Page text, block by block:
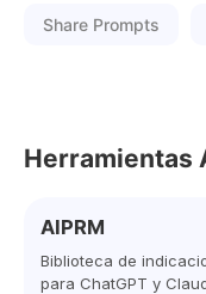
Share Prompts
Herramientas
AIPRM
Biblioteca de
para ChatGPT y